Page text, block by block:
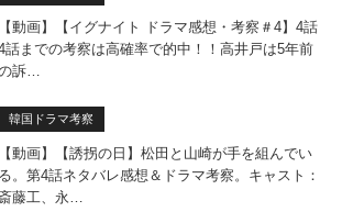
【動画】【イグナイト ドラマ感想・考察＃4】4話
話までの考察は高確率で的中！！高井戸は5年前
訴…
韓国ドラマ考察
【動画】【誘拐の日】松田と山崎が手を組んでい
る。第4話ネタバレ感想＆ドラマ考察。キャスト：
藤工、永…